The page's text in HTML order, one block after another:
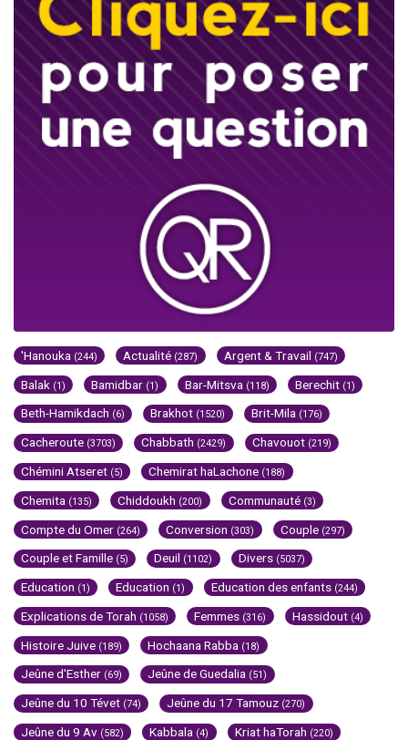
'Hanouka (244) Actualité (287) Argent & Travail (747)
Balak (1) Bamidbar (1) Bar-Mitsva (118) Berechit (1)
Beth-Hamikdach (6) Brakhot (1520) Brit-Mila (176)
Cacheroute (3703) Chabbath (2429) Chavouot (219)
Chémini Atseret (5) Chemirat haLachone (188)
Chemita (135) Chiddoukh (200) Communauté (3)
Compte du Omer (264) Conversion (303) Couple (297)
Couple et Famille (5) Deuil (1102) Divers (5037)
Education (1) Education (1) Education des enfants (244)
Explications de Torah (1058) Femmes (316) Hassidout (4)
Histoire Juive (189) Hochaana Rabba (18)
Jeûne d'Esther (69) Jeûne de Guedalia (51)
Jeûne du 10 Tévet (74) Jeûne du 17 Tamouz (270)
Jeûne du 9 Av (582) Kabbala (4) Kriat haTorah (220)